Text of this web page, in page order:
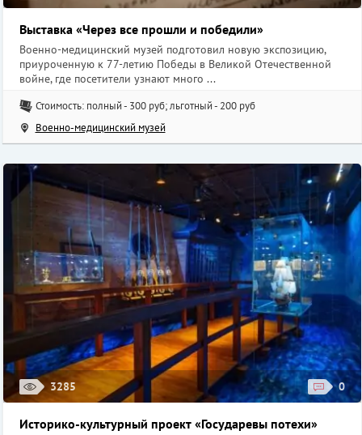
Выставка «Через все прошли и победили»
Военно-медицинский музей подготовил новую экспозицию,
приуроченную к 77-летию Победы в Великой Отечественной
войне, где посетители узнают много ...
Стоимость: полный - 300 руб; льготный - 200 руб
Военно-медицинский музей
3285 0
Историко-культурный проект «Государевы потехи»